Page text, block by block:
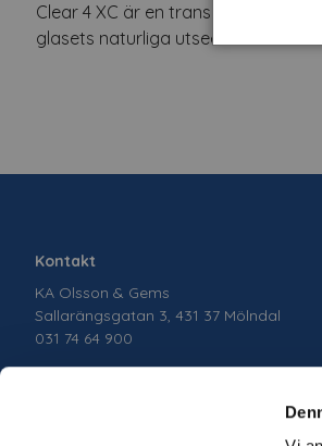
Clear 4 XC är en transparent
glasets naturliga utseende. Enkel
Kontakt
KA Olsson & Gems
Sallarängsgatan 3, 431 37 Mölndal
031 74 64 900